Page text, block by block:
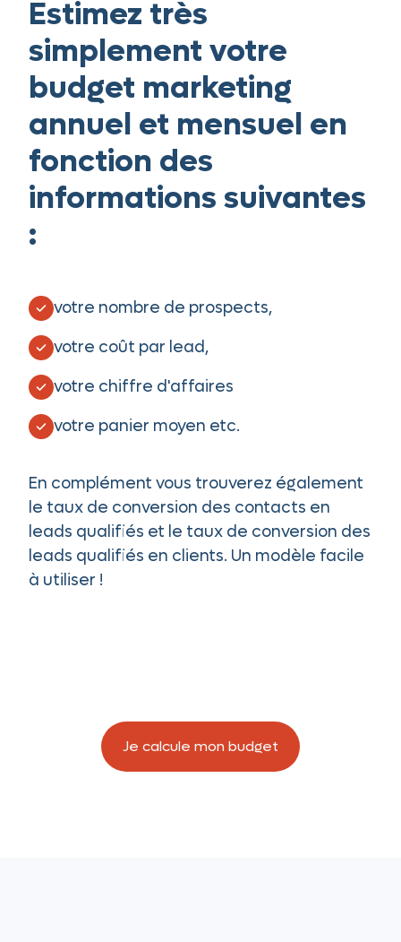
Estimez très
simplement votre
budget marketing
annuel et mensuel en
fonction des
informations suivantes
:
votre nombre de prospects,
votre coût par lead,
votre chiffre d'affaires
votre panier moyen etc.
En complément vous trouverez également
le taux de conversion des contacts en
leads qualifiés et le taux de conversion des
leads qualifiés en clients. Un modèle facile
à utiliser !
Je calcule mon budget